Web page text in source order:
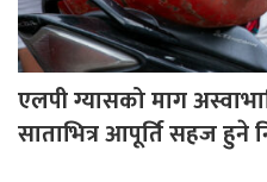
एलपी ग्यासको माग
साताभित्र आपूर्ति सहज हुने